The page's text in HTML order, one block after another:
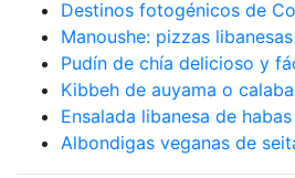
Destinos fotogénicos de
Manoushe: pizzas
Pudín de chía delicioso y
Kibbeh de auyama o
Ensalada libanesa de habas
Albondigas veganas de